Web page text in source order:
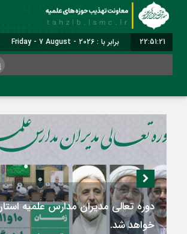
22:51:22 برابر با : Friday - 7 August - 2026
دومین اجلاسیه سالانه «راهنمایان
مدارس علمیه کشور» برگزار می‌شود